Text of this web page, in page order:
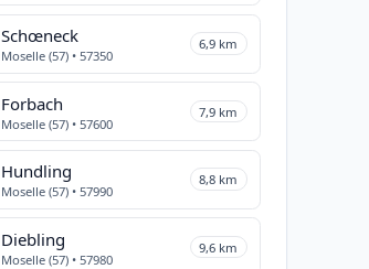
Schœneck
Moselle (57) • 57350
6,9 km
Forbach
Moselle (57) • 57600
7,9 km
Hundling
Moselle (57) • 57990
8,8 km
Diebling
Moselle (57) • 57980
9,6 km